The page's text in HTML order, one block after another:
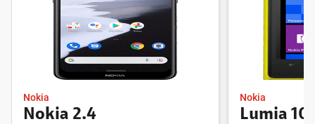
Nokia
Nokia 2.4
Nokia
Lumia